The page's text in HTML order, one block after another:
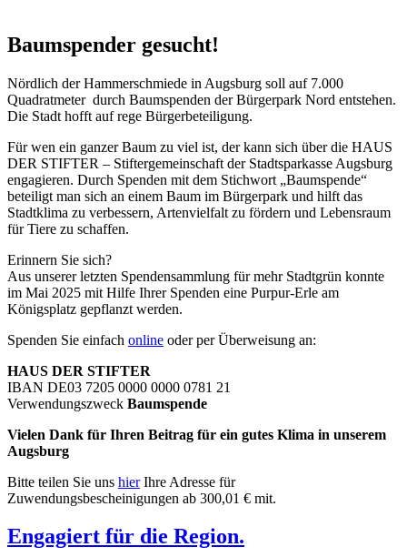
Baumspender gesucht!
Nördlich der Hammerschmiede in Augsburg soll auf 7.000
Quadratmeter durch Baumspenden der Bürgerpark Nord entstehen.
Die Stadt hofft auf rege Bürgerbeteiligung.
Für wen ein ganzer Baum zu viel ist, der kann sich über die HAUS
DER STIFTER – Stiftergemeinschaft der Stadtsparkasse Augsburg
engagieren. Durch Spenden mit dem Stichwort „Baumspende“
beteiligt man sich an einem Baum im Bürgerpark und hilft das
Stadtklima zu verbessern, Artenvielfalt zu fördern und Lebensraum
für Tiere zu schaffen.
Erinnern Sie sich?
Aus unserer letzten Spendensammlung für mehr Stadtgrün konnte
im Mai 2025 mit Hilfe Ihrer Spenden eine Purpur-Erle am
Königsplatz gepflanzt werden.
Spenden Sie einfach online oder per Überweisung an:
HAUS DER STIFTER
IBAN DE03 7205 0000 0000 0781 21
Verwendungszweck Baumspende
Vielen Dank für Ihren Beitrag für ein gutes Klima in unserem
Augsburg
Bitte teilen Sie uns hierIhre Adresse für
Zuwendungsbescheinigungen ab 300,01 € mit.
Engagiert für die Region.